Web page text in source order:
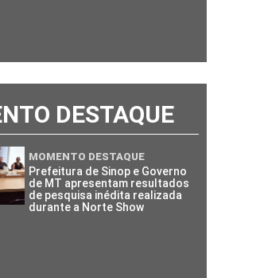
DESTAQUE
MOMENTO DESTAQUE
Prefeitura de Sinop e Governo
de MT apresentam resultados
de pesquisa inédita realizada
durante a Norte Show